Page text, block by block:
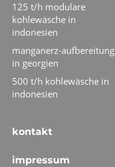
125 t/h modulare
kohlewäsche in
indonesien
manganerz-aufbereitung
in georgien
500 t/h kohlewäsche in
indonesien
kontakt
impressum